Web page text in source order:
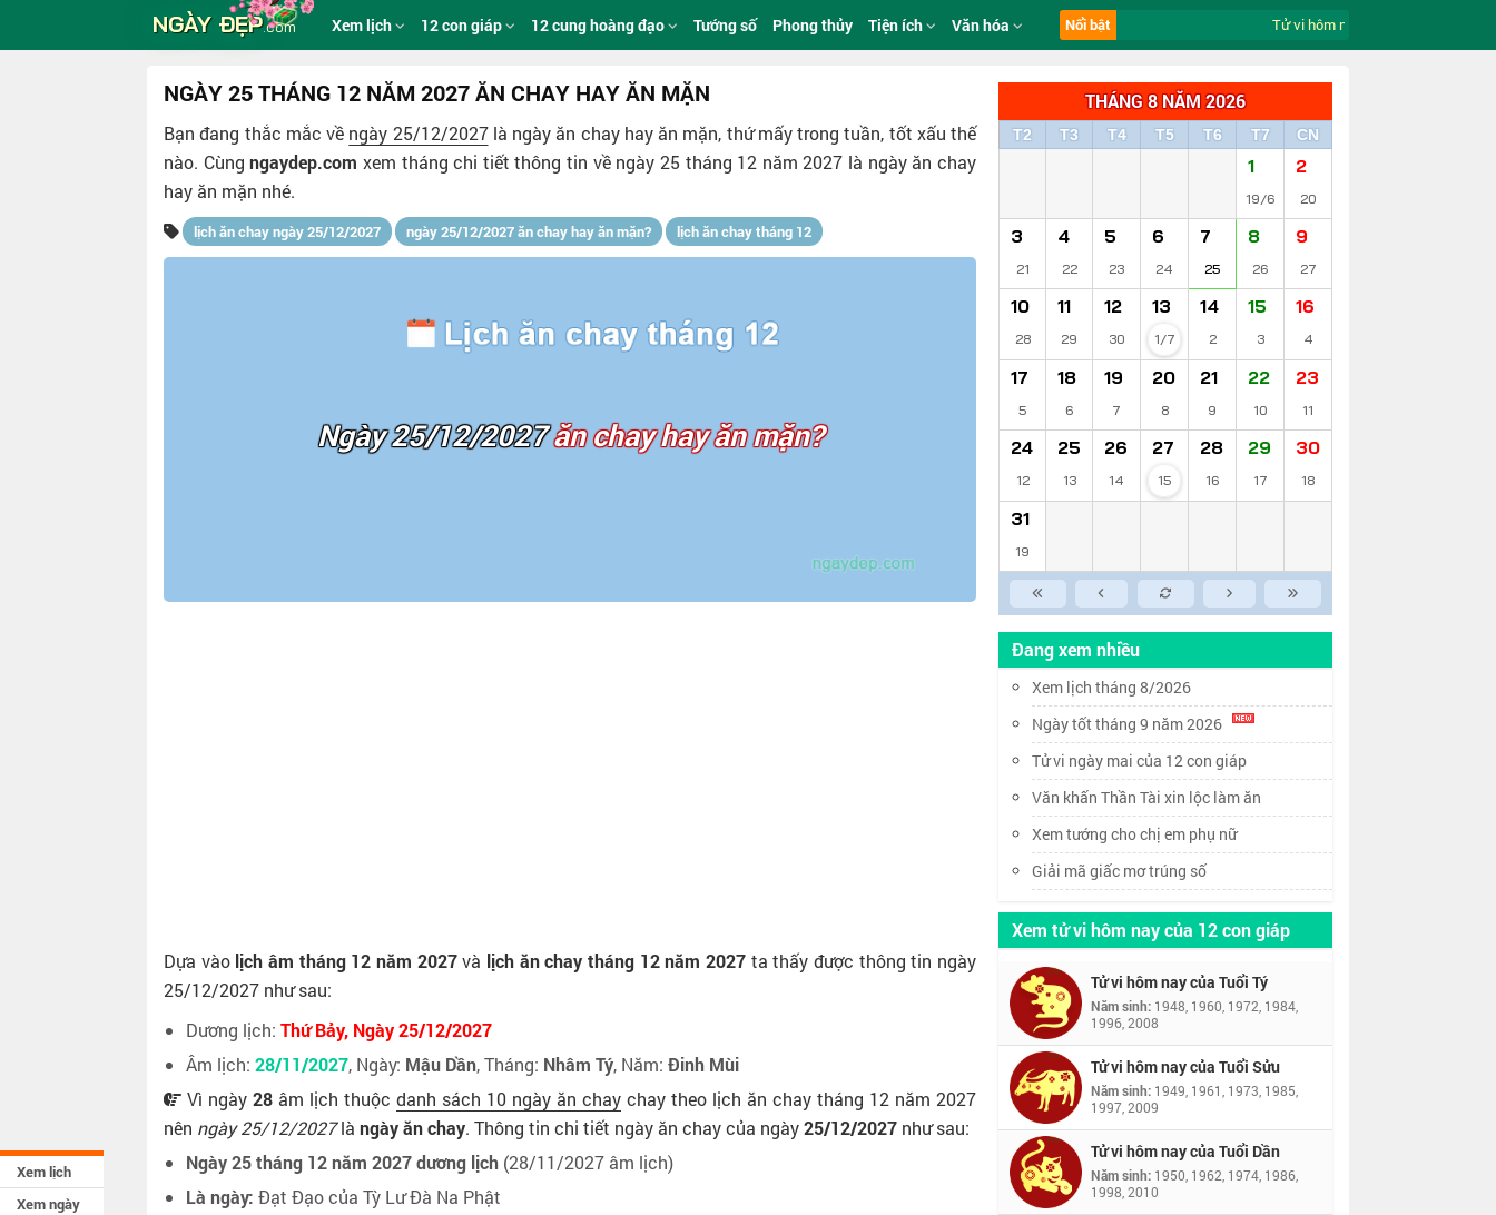
Xem lịch
Xem ngày
NGÀY ĐẸP.com Xem lịch 12 con giáp 12 cung hoàng đạo Tướng số Phong thủy Tiện ích Văn hóa Nổi bật Tử vi hôm nay ngày 7/8/2026 của
NGÀY 25 THÁNG 12 NĂM 2027 ĂN CHAY HAY ĂN MẶN
Bạn đang thắc mắc về ngày 25/12/2027là ngày ăn chay hay ăn mặn, thứ mấy trong tuần, tốt xấu thế
nào. Cùngngaydep.com xem tháng chi tiết thông tin về ngày 25 tháng 12 năm 2027 là ngày ăn chay
hay ăn mặn nhé.
lịch ăn chay ngày 25/12/2027 ngày 25/12/2027 ăn chay hay ăn mặn? lịch ăn chay tháng 12
Ngày 25/12/2027ăn chay hay ăn mặn?
Dựa vào lịch âm tháng 12 năm 2027và lịch ăn chay tháng 12 năm 2027 ta thấy được thông tin ngày
25/12/2027 như sau:
Dương lịch: Thứ Bảy, Ngày 25/12/2027
Âm lịch: 28/11/2027, Ngày: Mậu Dần, Tháng: Nhâm Tý, Năm: Đinh Mùi
Vì ngày 28 âm lịch thuộc danh sách 10 ngày ăn chay chay theo lịch ăn chay tháng 12 năm 2027
nên ngày 25/12/2027là ngày ăn chay. Thông tin chi tiết ngày ăn chay của ngày25/12/2027 như sau:
Ngày 25 tháng 12 năm 2027 dương lịch (28/11/2027 âm lịch)
Là ngày: Đạt Đạo của Tỳ Lư Đà Na Phật
THÁNG 8 NĂM 2026
T2 T3 T4 T5 T6 T7 CN
1
19/6
2
20
3
21
4
22
5
23
6
24
7
25
8
26
9
27
10
28
11
29
12
30
13
1/7
14
2
15
3
16
4
17
5
18
6
19
7
20
8
21
9
22
10
23
11
24
12
25
13
26
14
27
15
28
16
29
17
30
18
31
19
Đang xem nhiều
Xem lịch tháng 8/2026
Ngày tốt tháng 9 năm 2026
Tử vi ngày mai của 12 con giáp
Văn khấn Thần Tài xin lộc làm ăn
Xem tướng cho chị em phụ nữ
Giải mã giấc mơ trúng số
Xem tử vi hôm nay của 12 con giáp
Tử vi hôm nay của Tuổi Tý
Năm sinh: 1948, 1960, 1972, 1984,
1996, 2008
Tử vi hôm nay của Tuổi Sửu
Năm sinh: 1949, 1961, 1973, 1985,
1997, 2009
Tử vi hôm nay của Tuổi Dần
Năm sinh: 1950, 1962, 1974, 1986,
1998, 2010